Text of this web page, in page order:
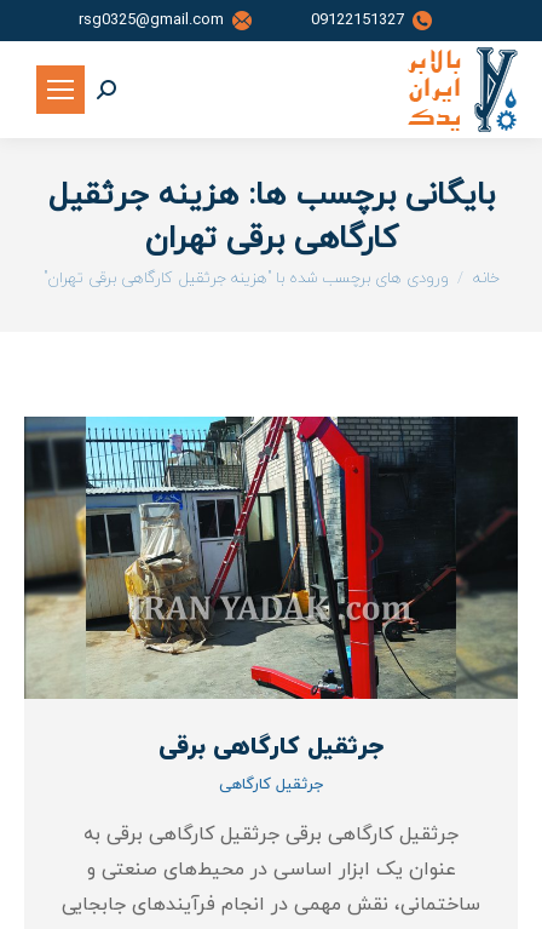
09122151327
rsg0325@gmail.com
جستجو:
بایگانی برچسب ها:هزینه جرثقیل
کارگاهی برقی تهران
شما اینجا هستید:
خانه ورودی های برچسب شده با "هزینه جرثقیل کارگاهی برقی تهران"
جرثقیل کارگاهی برقی
جرثقیل کارگاهی
جرثقیل کارگاهی برقی جرثقیل کارگاهی برقی به
عنوان یک ابزار اساسی در محیط‌های صنعتی و
ساختمانی، نقش مهمی در انجام فرآیندهای جابجایی